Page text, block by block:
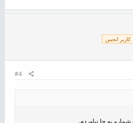
کاربر انجمن
#4
به جا نیاوردم.